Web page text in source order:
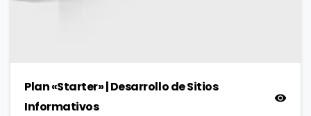
Plan «Starter» | Desarrollo de Sitios
Informativos